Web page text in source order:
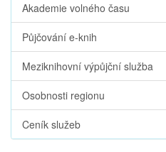
Akademie volného času
Půjčování e-knih
Meziknihovní výpůjční služba
Osobnosti regionu
Ceník služeb